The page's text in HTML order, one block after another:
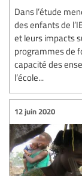
Dans l’étude
des enfants de
et leurs impacts
programmes de
capacité des
l’école...
12 juin 2020